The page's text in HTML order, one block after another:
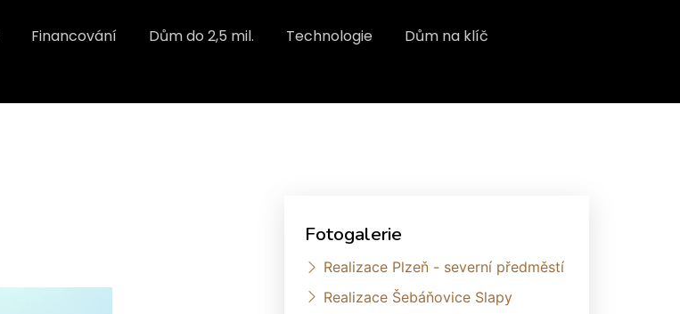
Financování Dům do 2,5 mil. Technologie
Dům na klíč
Fotogalerie
Realizace Plzeň - severní předměstí
Realizace Šebáňovice Slapy